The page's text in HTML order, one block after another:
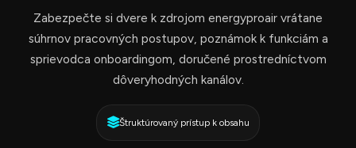
Zabezpečte si dvere k zdrojom energyproair vrátane
súhrnov pracovných postupov, poznámok k funkciám a
sprievodca onboardingom, doručené prostredníctvom
dôveryhodných kanálov.
Štruktúrovaný prístup k obsahu